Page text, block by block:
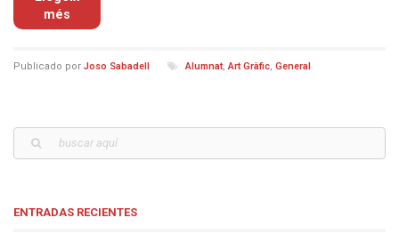
més
Publicado por Joso Sabadell Alumnat,Art Gràfic, General
ENTRADAS RECIENTES